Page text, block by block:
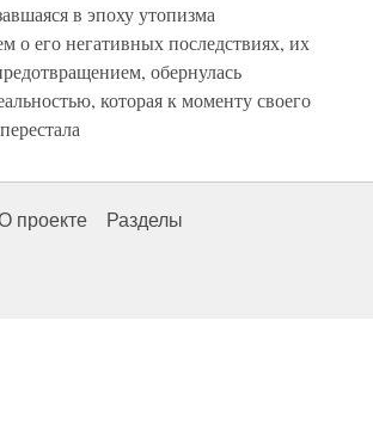
в эпоху утопизма
о его негативных последствиях, их
обернулась
которая к моменту своего
проекте Разделы